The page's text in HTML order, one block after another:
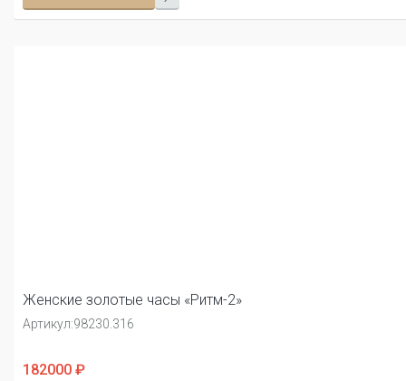
Женские золотые часы «Ритм-2»
Артикул:98230.316
182000 ₽